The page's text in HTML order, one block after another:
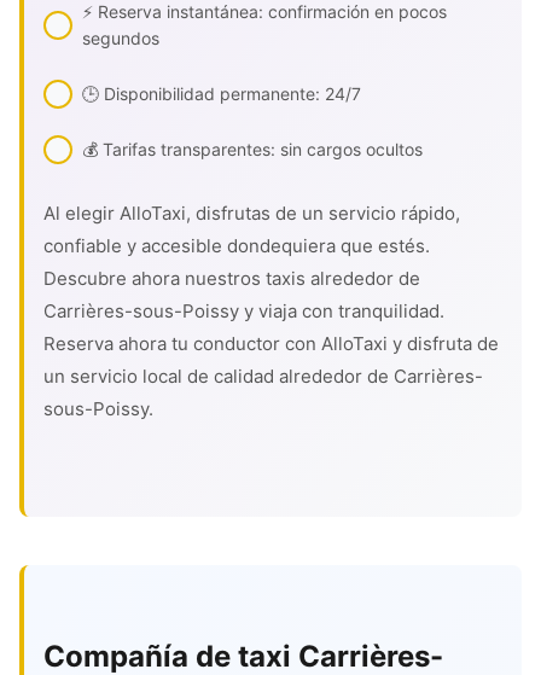
⚡ Reserva instantánea: confirmación en pocos
segundos
🕒 Disponibilidad permanente: 24/7
💰 Tarifas transparentes: sin cargos ocultos
Al elegir AlloTaxi, disfrutas de un servicio rápido,
confiable y accesible dondequiera que estés.
Descubre ahora nuestros taxis alrededor de
Carrières-sous-Poissy y viaja con tranquilidad.
Reserva ahora tu conductor con AlloTaxi y disfruta de
un servicio local de calidad alrededor de Carrières-
sous-Poissy.
Compañía de taxi Carrières-